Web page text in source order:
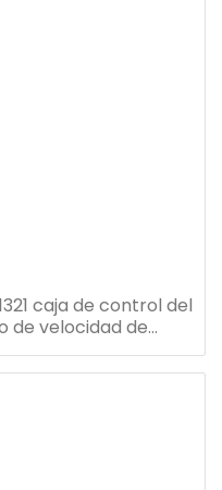
caja de control del
de velocidad de
eléctrico